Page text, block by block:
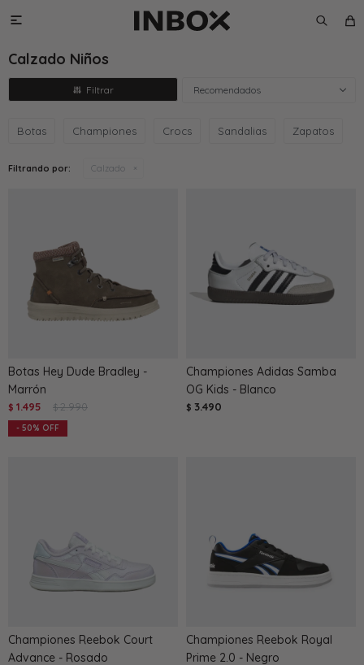

Calzado Niños
Recomendados
Botas Championes Crocs Sandalias Zapatos
Filtrando por: Calzado
Botas Hey Dude Bradley -
Marrón
$ 1.495 $ 2.990
50
Championes Adidas Samba
OG Kids - Blanco
$ 3.490
Championes Reebok Court
Advance - Rosado
Championes Reebok Royal
Prime 2.0 - Negro